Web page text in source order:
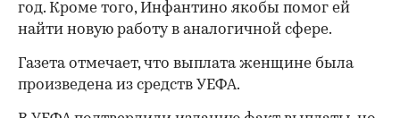
00:00
год. Кроме того, Инфантино якобы помог ей
найти новую работу в аналогичной сфере.
Газета отмечает, что выплата женщине была
произведена из средств УЕФА.